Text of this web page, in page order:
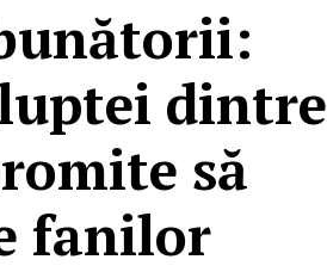
dintre
să
fanilor